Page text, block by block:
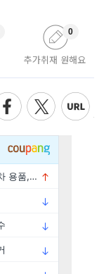
추가취재 원해요
0